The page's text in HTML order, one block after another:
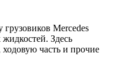
грузовиков Mercedes
Здесь
часть и прочие